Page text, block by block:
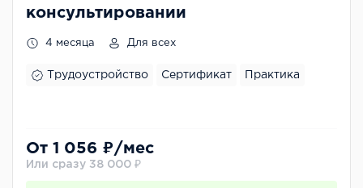
консультировании
4 месяца Для всех
Трудоустройство Сертификат Практика
От 1 056 ₽/мес
Или сразу 38 000 ₽